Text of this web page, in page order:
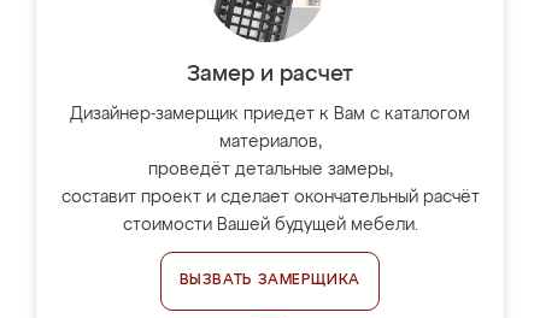
Замер и расчет
Дизайнер-замерщик приедет к Вам с каталогом
материалов,
проведёт детальные замеры,
составит проект и сделает окончательный расчёт
стоимости Вашей будущей мебели.
ВЫЗВАТЬ ЗАМЕРЩИКА